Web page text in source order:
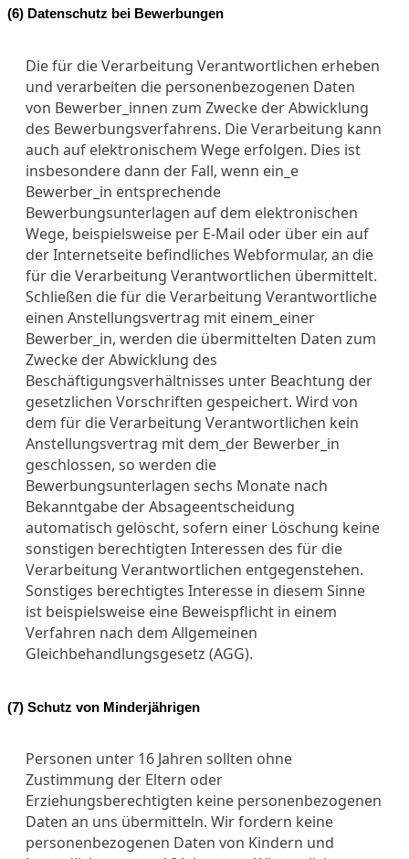
(6) Datenschutz bei Bewerbungen
Die für die Verarbeitung Verantwortlichen erheben
und verarbeiten die personenbezogenen Daten
von Bewerber_innen zum Zwecke der Abwicklung
des Bewerbungsverfahrens. Die Verarbeitung kann
auch auf elektronischem Wege erfolgen. Dies ist
insbesondere dann der Fall, wenn ein_e
Bewerber_in entsprechende
Bewerbungsunterlagen auf dem elektronischen
Wege, beispielsweise per E-Mail oder über ein auf
der Internetseite befindliches Webformular, an die
für die Verarbeitung Verantwortlichen übermittelt.
Schließen die für die Verarbeitung Verantwortliche
einen Anstellungsvertrag mit einem_einer
Bewerber_in, werden die übermittelten Daten zum
Zwecke der Abwicklung des
Beschäftigungsverhältnisses unter Beachtung der
gesetzlichen Vorschriften gespeichert. Wird von
dem für die Verarbeitung Verantwortlichen kein
Anstellungsvertrag mit dem_der Bewerber_in
geschlossen, so werden die
Bewerbungsunterlagen sechs Monate nach
Bekanntgabe der Absageentscheidung
automatisch gelöscht, sofern einer Löschung keine
sonstigen berechtigten Interessen des für die
Verarbeitung Verantwortlichen entgegenstehen.
Sonstiges berechtigtes Interesse in diesem Sinne
ist beispielsweise eine Beweispflicht in einem
Verfahren nach dem Allgemeinen
Gleichbehandlungsgesetz (AGG).
(7) Schutz von Minderjährigen
Personen unter 16 Jahren sollten ohne
Zustimmung der Eltern oder
Erziehungsberechtigten keine personenbezogenen
Daten an uns übermitteln. Wir fordern keine
personenbezogenen Daten von Kindern und